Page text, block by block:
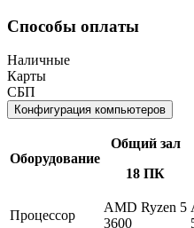
Способы оплаты
Наличные
Карты
СБП
Конфигурация компьютеров
Оборудование
Общий зал
18 ПК
Процессор
AMD Ryzen 5
3600